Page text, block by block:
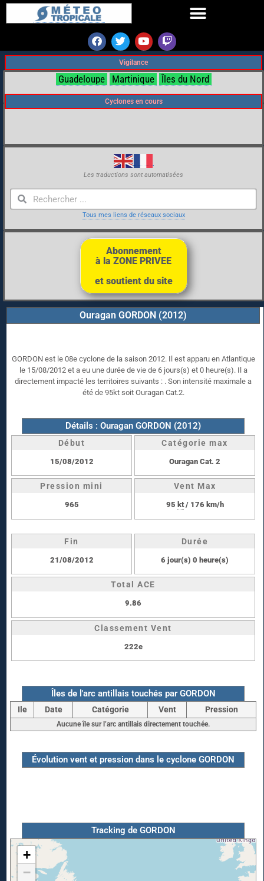
Vigilance
Guadeloupe Martinique Îles du Nord
Cyclones en cours
Les traductions sont automatisées
Tous mes liens de réseaux sociaux
Abonnement
à la ZONE PRIVEE
et soutient du site
Ouragan GORDON (2012)
GORDON est le 08e cyclone de la saison 2012. Il est apparu en Atlantique
le 15/08/2012 et a eu une durée de vie de 6 jours(s) et 0 heure(s). Il a
directement impacté les territoires suivants : . Son intensité maximale a
été de 95kt soit Ouragan Cat.2.
Détails : Ouragan GORDON (2012)
Début
15/08/2012
Catégorie max
Ouragan Cat. 2
Pression mini
965
Vent Max
95 kt/ 176 km/h
Fin
21/08/2012
Durée
6 jour(s) 0 heure(s)
Total ACE
9.86
Classement Vent
222e
Îles de l'arc antillais touchés par GORDON
Ile Date Catégorie Vent Pression
Aucune île sur l’arc antillais directement touchée.
Évolution vent et pression dans le cyclone GORDON
Tracking de GORDON
+
−